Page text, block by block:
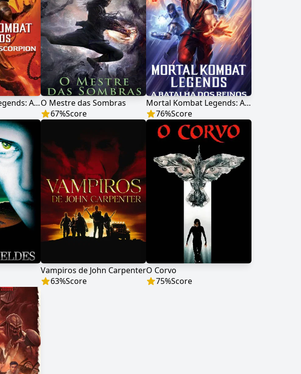
Mortal Kombat Legends: A Vingança de ScorpionO Mestre das Sombras
67%Score
Mortal Kombat Legends: A Batalha dos Reinos
76%Score
Vampiros de John Carpenter
63%Score
O Corvo
75%Score